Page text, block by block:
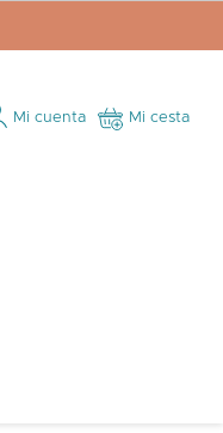
Mi cuenta Mi cesta